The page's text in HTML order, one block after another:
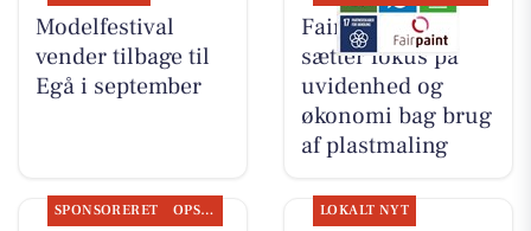
Modelfestival
vender tilbage til
Egå i september
Fairpaint ApS
sætter fokus på
uvidenhed og
økonomi bag brug
af plastmaling
SPONSORERET OPSLAGSTAVLEN LOKALT NYT